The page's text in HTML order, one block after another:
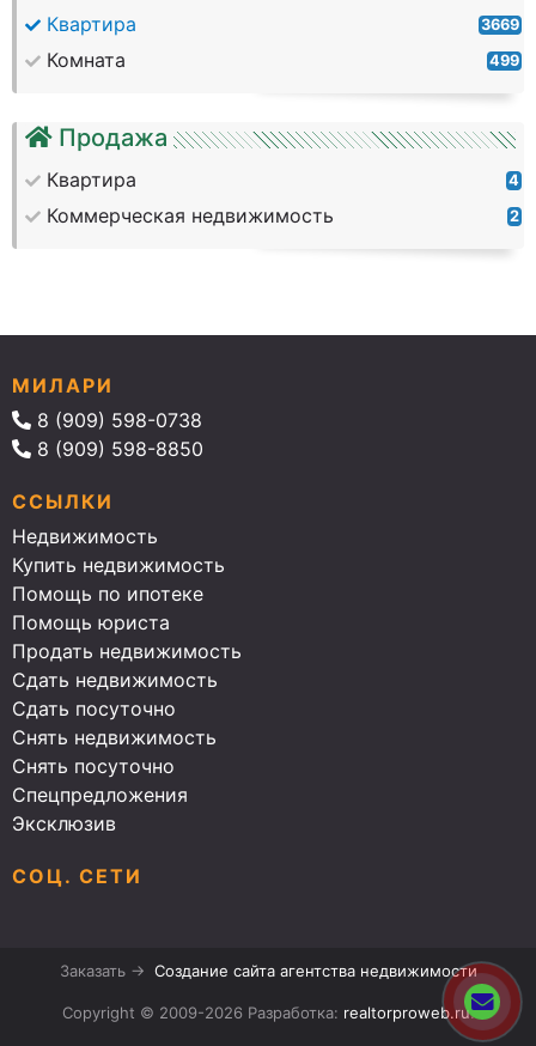
Квартира 3669
Комната 499
Продажа
Квартира 4
Коммерческая недвижимость 2
МИЛАРИ
8 (909) 598-0738
8 (909) 598-8850
ССЫЛКИ
Недвижимость
Купить недвижимость
Помощь по ипотеке
Помощь юриста
Продать недвижимость
Сдать недвижимость
Сдать посуточно
Снять недвижимость
Снять посуточно
Спецпредложения
Эксклюзив
СОЦ. СЕТИ
Заказать → Создание сайта агентства недвижимости
Copyright © 2009-2026 Разработка: realtorproweb.ru.